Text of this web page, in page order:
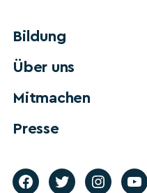
Bildung
Über uns
Mitmachen
Presse